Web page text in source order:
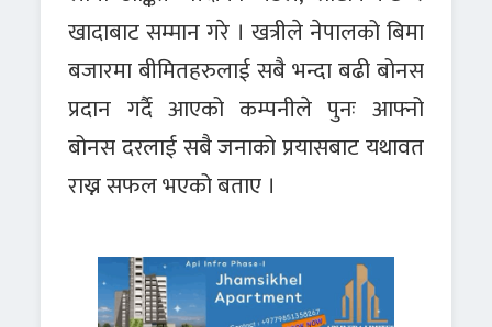
खादाबाट सम्मान गरे । खत्रीले नेपालको बिमा
बजारमा बीमितहरुलाई सबै भन्दा बढी बोनस
प्रदान गर्दै आएको कम्पनीले पुनः आफ्नो
बोनस दरलाई सबै जनाको प्रयासबाट यथावत
राख्न सफल भएको बताए ।